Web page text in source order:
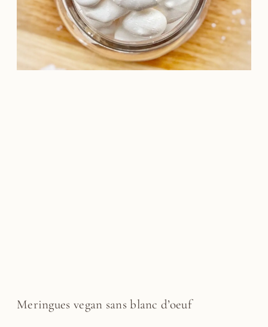
Meringues vegan sans blanc d’oeuf